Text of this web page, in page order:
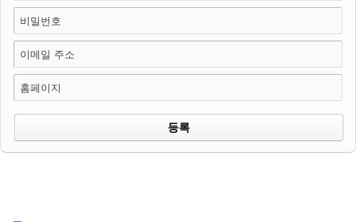
비밀번호
이메일 주소
홈페이지